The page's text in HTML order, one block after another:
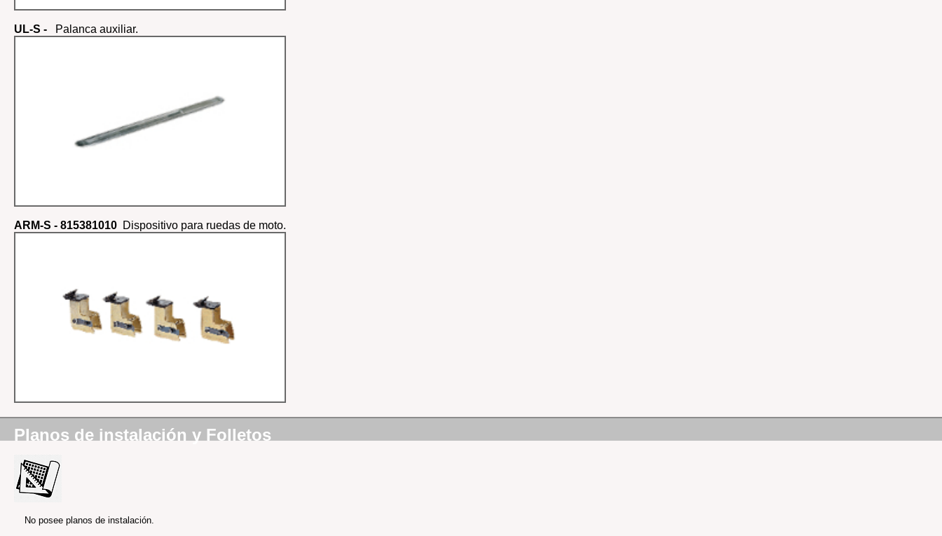
UL-S - Palanca auxiliar.
ARM-S - 815381010 Dispositivo para ruedas de moto.
Planos de instalación y Folletos
No posee planos de instalación.